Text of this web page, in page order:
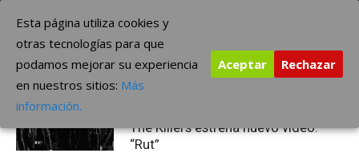
contenido
The Borderline Music
Etiqueta:“Rut”
The Killers estrena nuevo video:
“Rut”
Esta página utiliza cookies y
otras tecnologías para que
podamos mejorar su experiencia
en nuestros sitios: Más
información.
Aceptar Rechazar